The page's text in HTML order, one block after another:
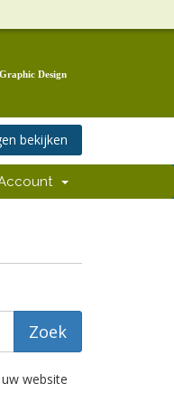
Graphic Design
bekijken
website